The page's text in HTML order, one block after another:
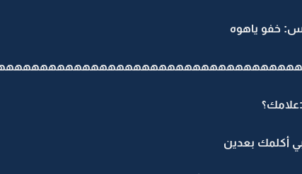
خفو ياهوه
:علامك؟
أكلمك بعدين